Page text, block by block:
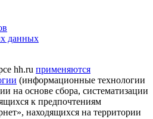
данных
hh.ru применяются
(информационные технологии
на основе сбора, систематизации
к предпочтениям
находящихся на территории